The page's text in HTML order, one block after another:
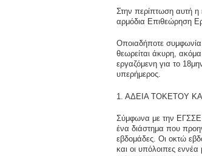
Στην περίπτωση αυτή η
αρμόδια Επιθεώρηση
Οποιαδήποτε συμφωνία
θεωρείται άκυρη,
εργαζόμενη για το
υπερήμερος.
1. ΑΔΕΙΑ ΤΟΚΕΤΟΥ
Σύμφωνα με την ΕΓΣΣΕ
ένα διάστημα που
εβδομάδες. Οι οκτώ
και οι υπόλοιπες